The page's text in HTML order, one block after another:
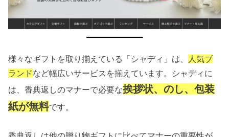
様々なギフトを取り揃えている「シャディ」は、
人気ブ
ランドなど幅広いサービスを揃えています。シャディに
は、香典返しのマナーで必要な挨拶状、のし、包装
紙が無料です。